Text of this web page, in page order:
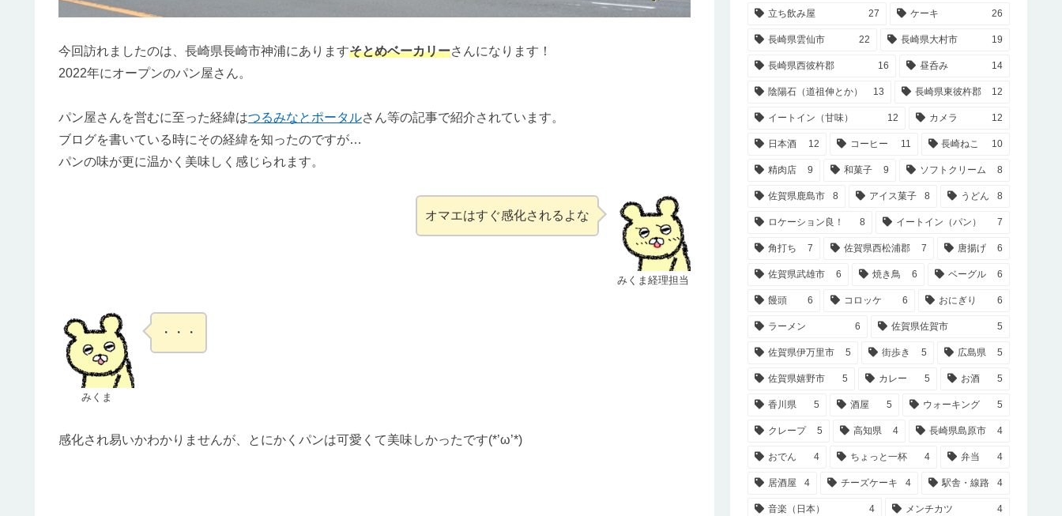
今回訪れましたのは、長崎県長崎市神浦にありますそとめベーカリーさんになります！
2022年にオープンのパン屋さん。
パン屋さんを営むに至った経緯はつるみなとポータルさん等の記事で紹介されています。
ブログを書いている時にその経緯を知ったのですが…
パンの味が更に温かく美味しく感じられます。
みくま経理担当
オマエはすぐ感化されるよな
みくま
・・・
感化され易いかわかりませんが、とにかくパンは可愛くて美味しかったです(*’ω’*)
立ち飲み屋 27 ケーキ 26
長崎県雲仙市 22 長崎県大村市 19
長崎県西彼杵郡 16 昼呑み 14
陰陽石（道祖伸とか） 13 長崎県東彼杵郡 12
イートイン（甘味） 12 カメラ 12
日本酒 12 コーヒー 11 長崎ねこ 10
精肉店 9 和菓子 9 ソフトクリーム 8
佐賀県鹿島市 8 アイス菓子 8 うどん 8
ロケーション良！ 8 イートイン（パン） 7
角打ち 7 佐賀県西松浦郡 7 唐揚げ 6
佐賀県武雄市 6 焼き鳥 6 ベーグル 6
饅頭 6 コロッケ 6 おにぎり 6
ラーメン 6 佐賀県佐賀市 5
佐賀県伊万里市 5 街歩き 5 広島県 5
佐賀県嬉野市 5 カレー 5 お酒 5
香川県 5 酒屋 5 ウォーキング 5
クレープ 5 高知県 4 長崎県島原市 4
おでん 4 ちょっと一杯 4 弁当 4
居酒屋 4 チーズケーキ 4 駅舎・線路 4
音楽（日本） 4 メンチカツ 4